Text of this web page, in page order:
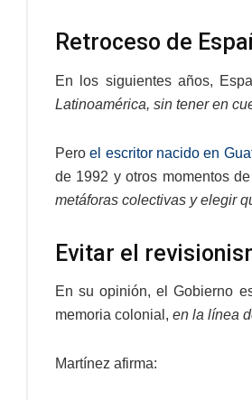
Retroceso de
En los siguientes años,
Latinoamérica, sin tener en
Peroel escritor nacido en
de 1992 y otros momentos
metáforas colectivas y elegir
Evitar el
En su opinión, el Gobierno
memoria colonial, en la línea
Martínez afirma: